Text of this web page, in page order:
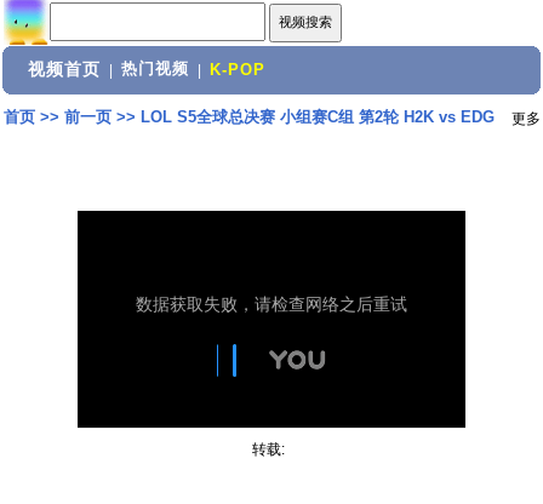
视频首页 热门视频 K-POP
首页>> 前一页>> LOL S5全球总决赛 小组赛C组 第2轮 H2K vs EDG 更多
转载: